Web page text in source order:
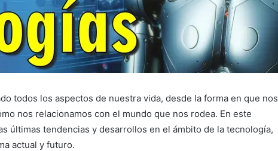
todos los aspectos de nuestra vida, desde la forma en que nos
nos relacionamos con el mundo que nos rodea. En este
últimas tendencias y desarrollos en el ámbito de la tecnología,
actual y futuro.